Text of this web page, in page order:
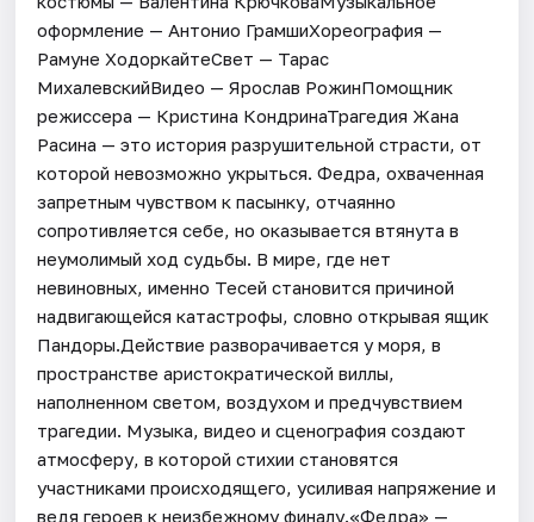
оформление — Антонио ГрамшиХореография —
Рамуне ХодоркайтеСвет — Тарас
МихалевскийВидео — Ярослав РожинПомощник
режиссера — Кристина КондринаТрагедия Жана
Расина — это история разрушительной страсти, от
которой невозможно укрыться. Федра, охваченная
запретным чувством к пасынку, отчаянно
сопротивляется себе, но оказывается втянута в
неумолимый ход судьбы. В мире, где нет
невиновных, именно Тесей становится причиной
надвигающейся катастрофы, словно открывая ящик
Пандоры.Действие разворачивается у моря, в
пространстве аристократической виллы,
наполненном светом, воздухом и предчувствием
трагедии. Музыка, видео и сценография создают
атмосферу, в которой стихии становятся
участниками происходящего, усиливая напряжение и
ведя героев к неизбежному финалу.«Федра» —